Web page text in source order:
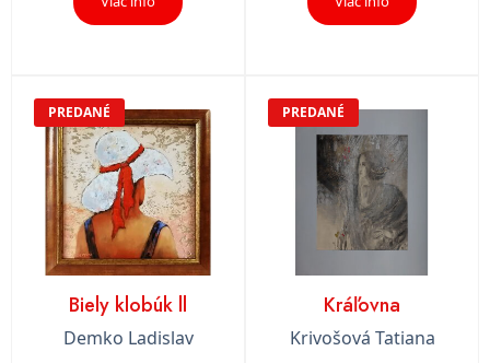
PREDANÉ
Biely klobúk ll
Demko Ladislav
PREDANÉ
Kráľovna
Krivošová Tatiana